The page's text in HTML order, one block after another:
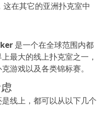
在其它的亚洲扑克室中
是一个在全球范围内都
最大的线上扑克室之一，
游戏以及各类锦标赛。
线上，都可以从以下几个